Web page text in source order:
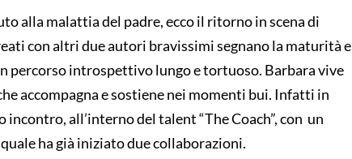
alla malattia del padre, ecco il ritorno in scena di
con altri due autori bravissimi segnano la maturità e
percorso introspettivo lungo e tortuoso. Barbara vive
accompagna e sostiene nei momenti bui. Infatti in
all’interno del talent “The Coach”, con un
ha già iniziato due collaborazioni.